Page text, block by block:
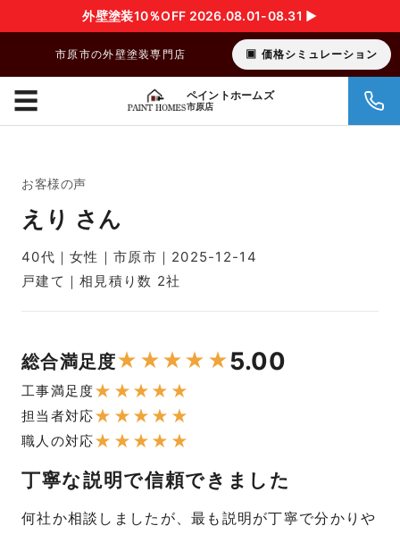
外壁塗装10％OFF 2026.08.01-08.31 ▶︎
市原市の外壁塗装専門店 価格シミュレーション
ペイントホームズ
市原店
☰
お客様の声
えり さん
40代｜女性｜市原市｜2025-12-14
戸建て｜相見積り数 2社
総合満足度★ ★★★ ★5.00
工事満足度★ ★ ★ ★ ★
担当者対応★ ★ ★ ★ ★
職人の対応★ ★ ★ ★ ★
丁寧な説明で信頼できました
何社か相談しましたが、最も説明が丁寧で分かりや